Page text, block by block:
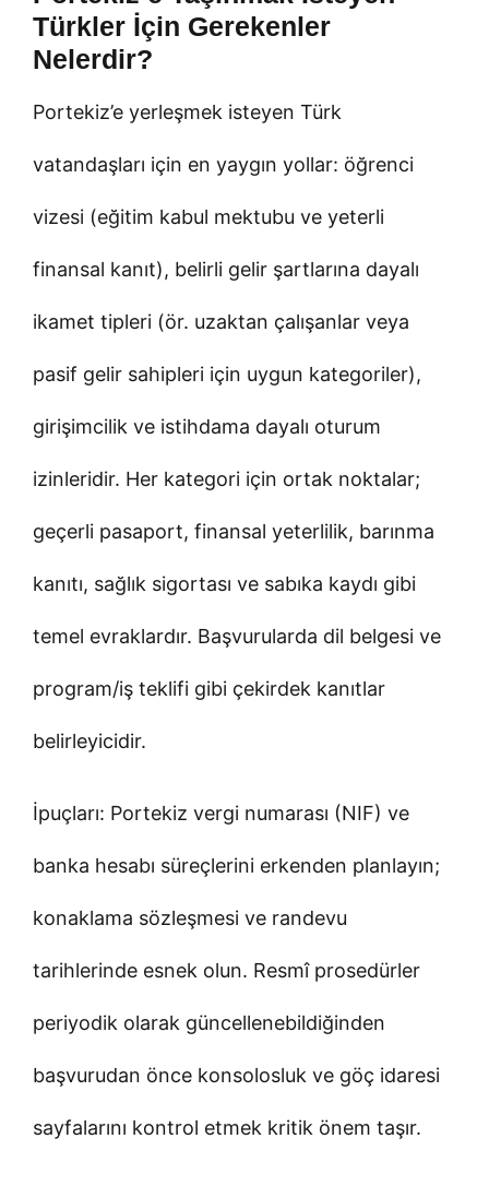
Türkler İçin Gerekenler
Nelerdir?
Portekiz’e yerleşmek isteyen Türk
vatandaşları için en yaygın yollar: öğrenci
vizesi (eğitim kabul mektubu ve yeterli
finansal kanıt), belirli gelir şartlarına dayalı
ikamet tipleri (ör. uzaktan çalışanlar veya
pasif gelir sahipleri için uygun kategoriler),
girişimcilik ve istihdama dayalı oturum
izinleridir. Her kategori için ortak noktalar;
geçerli pasaport, finansal yeterlilik, barınma
kanıtı, sağlık sigortası ve sabıka kaydı gibi
temel evraklardır. Başvurularda dil belgesi ve
program/iş teklifi gibi çekirdek kanıtlar
belirleyicidir.
İpuçları: Portekiz vergi numarası (NIF) ve
banka hesabı süreçlerini erkenden planlayın;
konaklama sözleşmesi ve randevu
tarihlerinde esnek olun. Resmî prosedürler
periyodik olarak güncellenebildiğinden
başvurudan önce konsolosluk ve göç idaresi
sayfalarını kontrol etmek kritik önem taşır.